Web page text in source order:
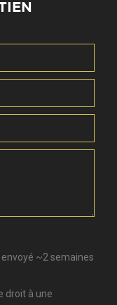
~2 semaines
droit à une